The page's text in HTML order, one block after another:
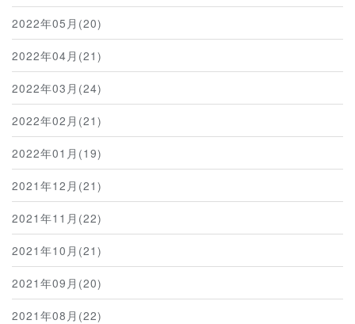
2022年05月(20)
2022年04月(21)
2022年03月(24)
2022年02月(21)
2022年01月(19)
2021年12月(21)
2021年11月(22)
2021年10月(21)
2021年09月(20)
2021年08月(22)